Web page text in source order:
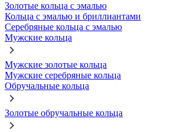
Золотые кольца с эмалью
Кольца с эмалью и бриллиантами
Серебряные кольца с эмалью
Мужские кольца
Мужские золотые кольца
Мужские серебряные кольца
Обручальные кольца
Золотые обручальные кольца